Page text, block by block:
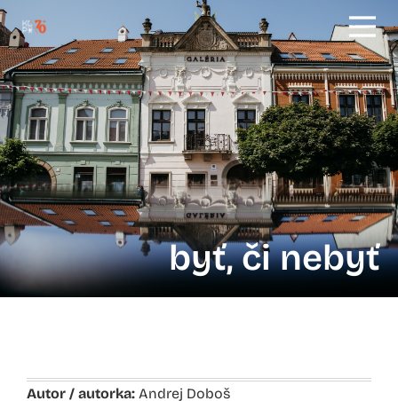
byť, či nebyť
Autor / autorka: Andrej Doboš